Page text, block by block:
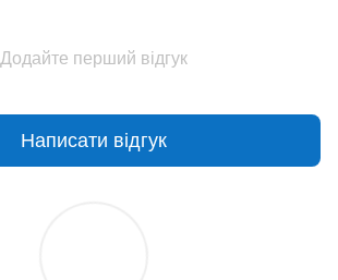
Додайте перший відгук
Написати відгук